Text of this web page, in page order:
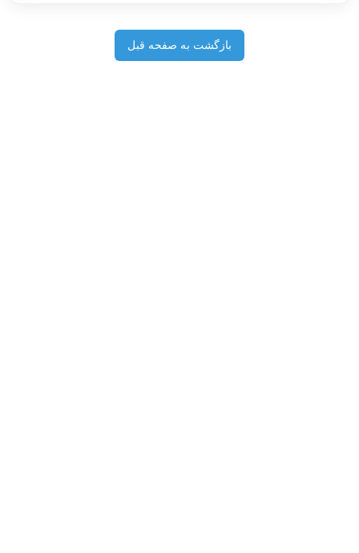
بازگشت به صفحه قبل